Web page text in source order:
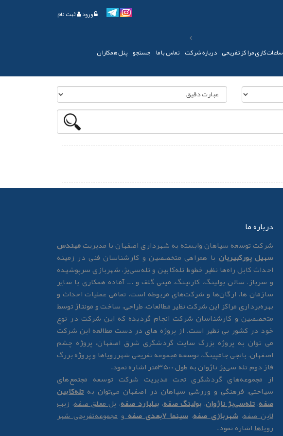
ورود ثبت نام
ساعات‌کاری مراکز تفریحی درباره شرکت تماس با ما جستجو پنل همکاران
درباره ما
شرکت توسعه سپاهان وابسته به شهرداری اصفهان با مدیریتمهندس
سهیل پورکبیریان با همراهی متخصصین و کارشناسان فنی در زمینه
احداث کابل راه‌ها نظیر خطوط تله‌کابین و تله‌سی‌یژ، شهربازی سرپوشیده
و سرباز، سالن بولینگ، کارتینگ، مینی گلف و ... آماده همکاری با سایر
سازمان ها، ارگان‌ها و شرکت‌های مربوطه است. تمامی عملیات احداث و
بهره‌برداری مراکز این شرکت نظیر مطالعات، طراحی، ساخت و مونتاژ توسط
متخصصین و کارشناسان شرکت انجام گردیده که این شرکت در نوع
خود در کشور بی نظیر است. از پروژه های در دست مطالعه این شرکت
می توان به پروژه بزرگ سایت گردشگری شرق اصفهان، پروژه چشم
اصفهان، بانجی جامپینگ، توسعه مجموعه تفریحی شهررویاها و پروژه بزرگ
فاز دوم تله سی‌یژ ناژوان به طول ۳۵۰۰متر اشاره نمود.
از مجموعه‌های گردشگری تحت مدیریت شرکت توسعه مجتمع‌های
سیاحتی، فرهنگی و ورزشی سپاهان در اصفهان می‌توان بهتله‌کابین
صفه،تله‌سی‌یژ ناژوان، بولینگ صفه، بیلیارد صفه، پل معلق صفه، زیپ
لاین صفه،شهربازی صفه، سینما 7بعدی صفه ومجموعه‌تفریحی شهر
رویاهااشاره نمود.